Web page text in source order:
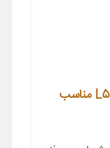
فشنگی دنده عقب مدل L5MF25A1-3729100A مناسب